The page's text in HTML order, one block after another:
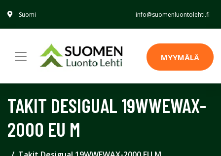
Suomi info@suomenluontolehti.fi
MYYMÄLÄ
TAKIT DESIGUAL 19WWEWAX-
2000 EU M